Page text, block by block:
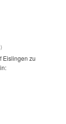
Eislingen zu